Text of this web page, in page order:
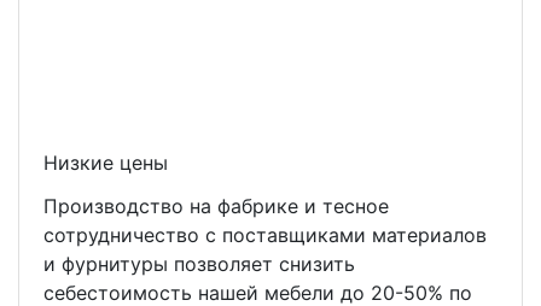
Низкие цены
Производство на фабрике и тесное
сотрудничество с поставщиками материалов
и фурнитуры позволяет снизить
себестоимость нашей мебели до 20-50% по